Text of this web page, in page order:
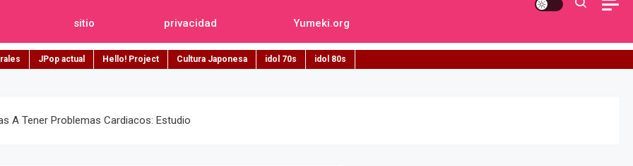
sitio privacidad Yumeki.org
JPop actual Hello! Project Cultura Japonesa idol 70s idol 80s
A Tener Problemas Cardiacos: Estudio